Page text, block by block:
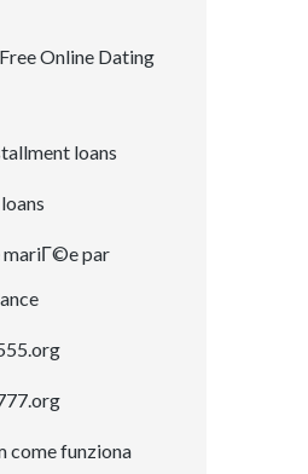
Online Dating
loans
mariГ©e par
come funziona